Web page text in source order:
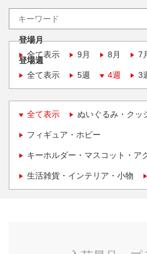
登場月
全て表示
9月 8月 7
登場週
全て表示
5週 4週 3
全て表示 ぬいぐるみ・クッ
フィギュア・ホビー
キーホルダー・マスコット・ア
生活雑貨・インテリア・小物